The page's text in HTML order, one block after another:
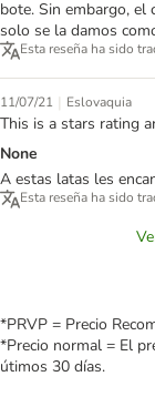
bote. Sin embargo, el
solo se la damos
Esta reseña ha sido
11/07/21 | Eslovaquia
This is a stars rating
None
A estas latas les
Esta reseña ha sido
*PRVP = Precio
*Precio normal = El
útimos 30 días.